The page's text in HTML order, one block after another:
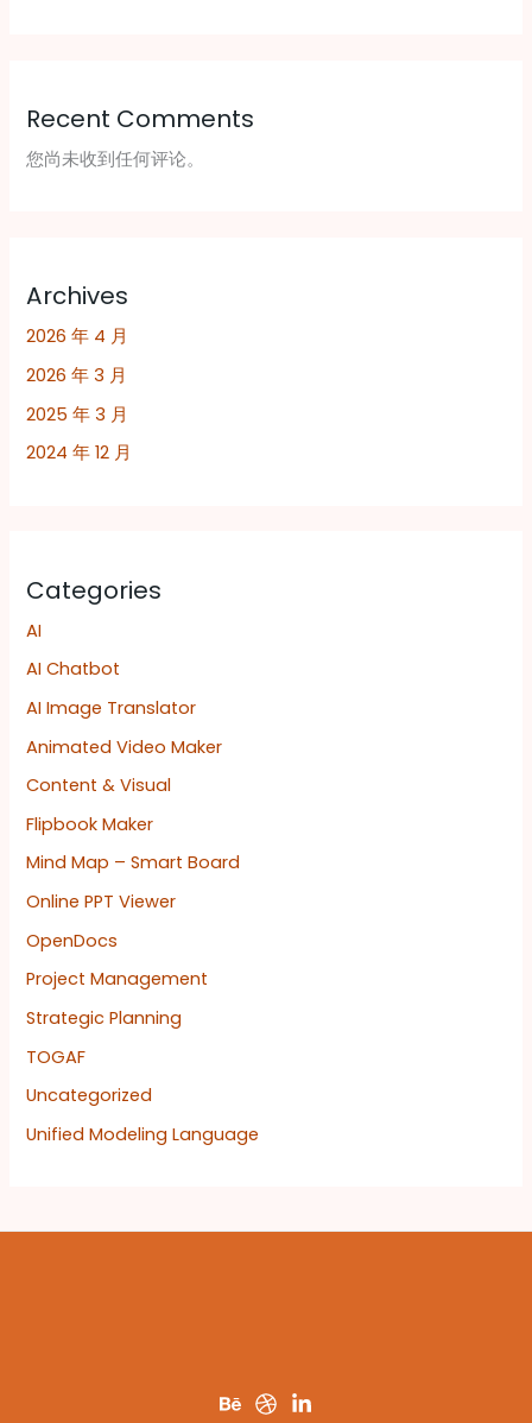
Recent Comments
您尚未收到任何评论。
Archives
2026 年 4 月
2026 年 3 月
2025 年 3 月
2024 年 12 月
Categories
AI
AI Chatbot
AI Image Translator
Animated Video Maker
Content & Visual
Flipbook Maker
Mind Map – Smart Board
Online PPT Viewer
OpenDocs
Project Management
Strategic Planning
TOGAF
Uncategorized
Unified Modeling Language